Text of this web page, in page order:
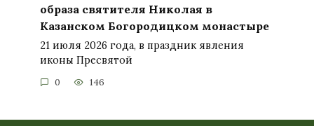
образа святителя Николая в
Казанском Богородицком монастыре
21 июля 2026 года, в праздник явления
иконы Пресвятой
0 146